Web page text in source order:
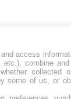
and access
combine and
collected
some of us, or